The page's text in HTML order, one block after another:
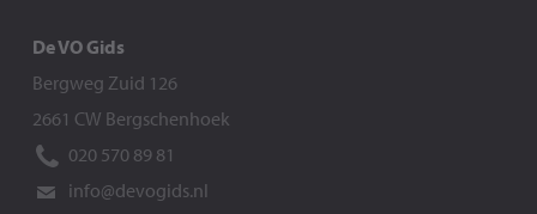
De VO Gids
Bergweg Zuid 126
2661 CW Bergschenhoek
020 570 89 81
info@devogids.nl